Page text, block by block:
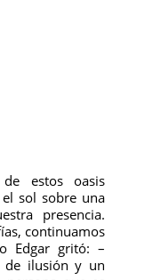
estos oasis
sol sobre una
presencia.
continuamos
Edgar gritó: –
de ilusión y un